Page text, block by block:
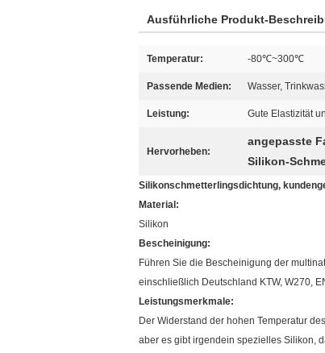
Ausführliche Produkt-
Temperatur: -80℃~300℃
Passende Medien: Wasser,
Leistung: Gute Elastizität
Hervorheben:
angepasste
Silikon-
Silikonschmetterlingsdichtung,
Material:
Silikon
Bescheinigung:
Führen Sie die Bescheinigung der
einschließlich Deutschland KTW, W270,
Leistungsmerkmale:
Der Widerstand der hohen Temperatur
aber es gibt irgendein spezielles Silikon,